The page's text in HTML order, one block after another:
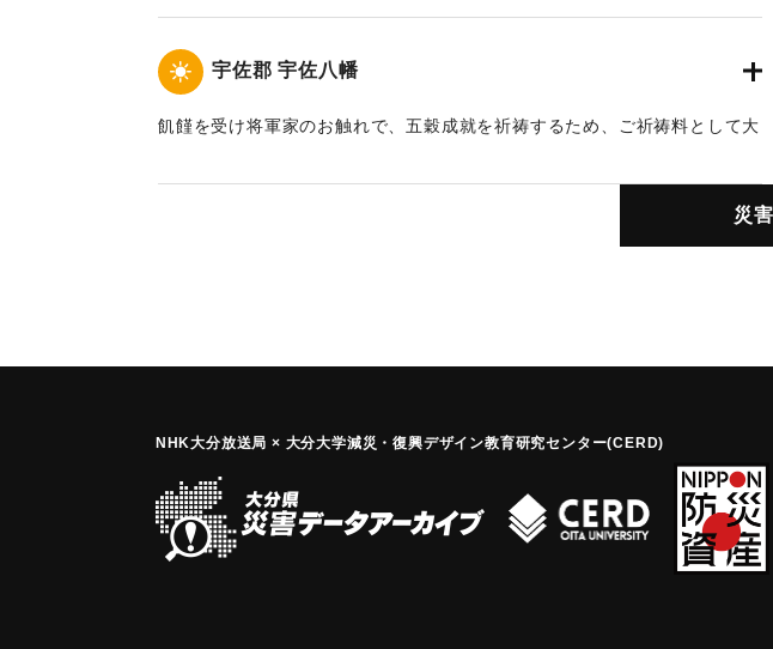
宇佐郡 宇佐八幡
飢饉を受け将軍家のお触れで、五穀成就を祈祷するため、ご祈祷料として大
めて祈願した。
災
NHK大分放送局 × 大分大学減災 ・復興デザイン教育研究センター(CERD)